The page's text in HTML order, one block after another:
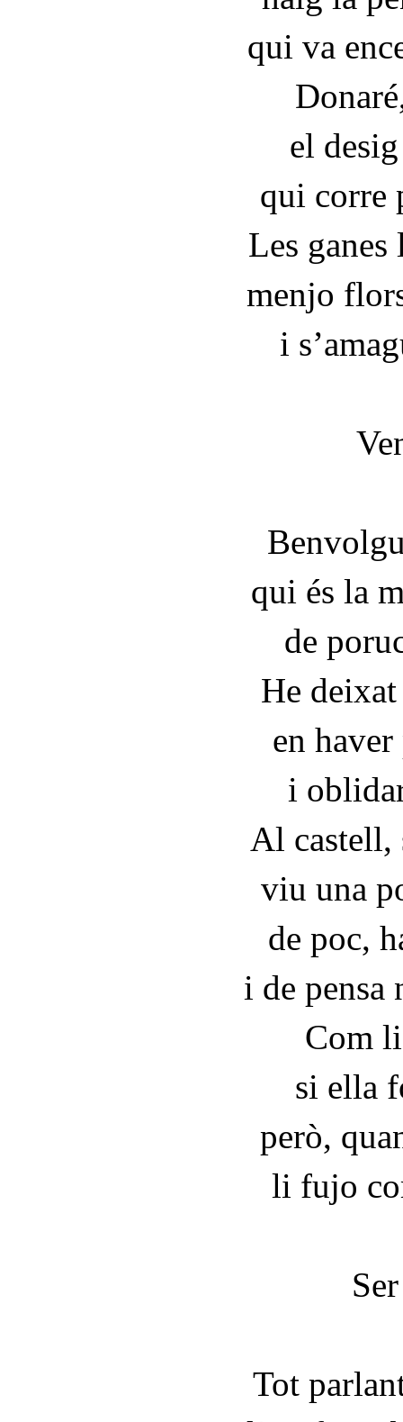
qui va
el
qui corre
Les ganes
menjo
i
qui és la
de
He
en
i
Al castell,
viu una
de poc,
i de pensa
Com
si ella
però,
li fujo
Tot